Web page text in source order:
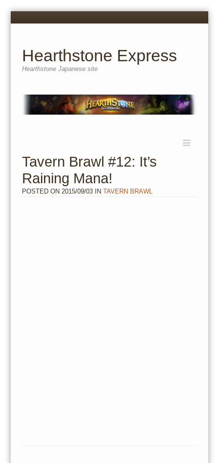
Menu
Hearthstone Express
Hearthstone Japanese site
content
Tavern Brawl #12: It’s
Raining Mana!
POSTED ON 2015/09/03IN TAVERN BRAWL